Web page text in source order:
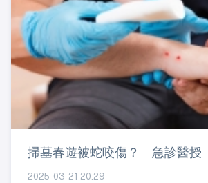
掃墓春遊被蛇咬傷？ 急診醫授
2025-03-21 20:29